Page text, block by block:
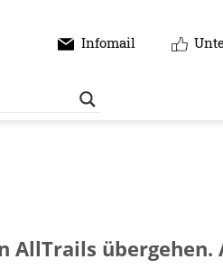
Infomail
AllTrails übergehen.